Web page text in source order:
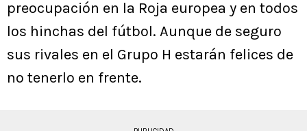
preocupación en la Roja europea y en todos
los hinchas del fútbol. Aunque de seguro
sus rivales en el Grupo H estarán felices de
no tenerlo en frente.